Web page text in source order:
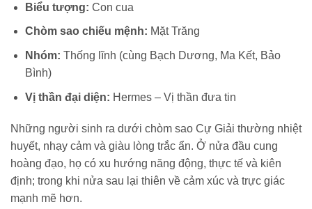
Biểu tượng: Con cua
Chòm sao chiếu mệnh: Mặt Trăng
Nhóm: Thống lĩnh (cùng Bạch Dương, Ma Kết, Bảo
Bình)
Vị thần đại diện: Hermes – Vị thần đưa tin
Những người sinh ra dưới chòm sao Cự Giải thường nhiệt
huyết, nhạy cảm và giàu lòng trắc ẩn. Ở nửa đầu cung
hoàng đạo, họ có xu hướng năng động, thực tế và kiên
định; trong khi nửa sau lại thiên về cảm xúc và trực giác
mạnh mẽ hơn.